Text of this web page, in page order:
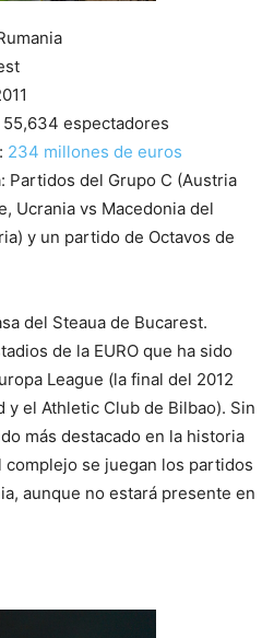
espectadores
234 millones de euros
Partidos del Grupo C (Austria
Ucrania vs Macedonia del
y un partido de Octavos de
del Steaua de Bucarest.
de la EURO que ha sido
League (la final del 2012
el Athletic Club de Bilbao). Sin
más destacado en la historia
se juegan los partidos
aunque no estará presente en